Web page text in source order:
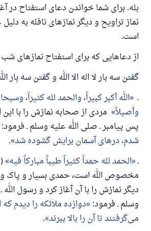
بله. برای شما خواندن دعای استفتاح در
نماز تراویح و دیگر نمازهای نافله به
است.
از دعاهایی که برای استفتاح نمازهای
گفتن سه بار لا اله الا الله و گفتن سه بار
ـ الله أكبر كبيراً، والحمد لله كثيراً،
وأصيلاً مردی از صحابه نمازش را با این
پس پیامبر ـ صلی الله علیه وسلم ـ فرمود:
شدم، درهای آسمان برایش گشوده شد .
ـ الحمد لله حمداً كثيراً طيباً مباركاً فيه
مخصوص الله است، حمدی بسیار و پاک
دیگر نمازش را با آن آغاز کرد و رسول الله
وسلم ـ فرمود: دوازده ملائکه را دیدم
می‌گرفتند تا آن را بالا ببرند .